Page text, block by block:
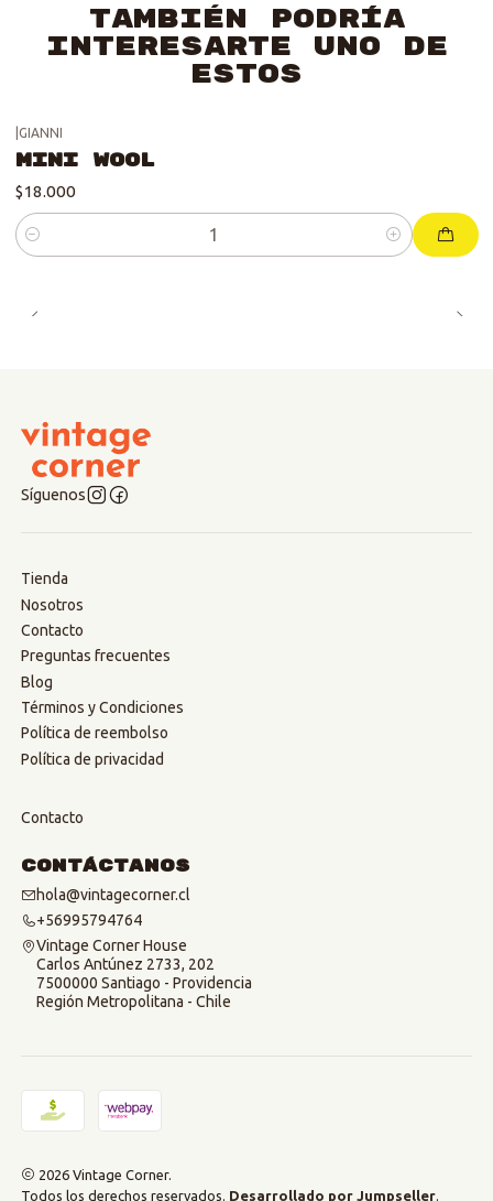
También podría
interesarte uno de
estos
GIANNI
Mini Wool
$18.000
Cantidad
Síguenos
Tienda
Nosotros
Contacto
Preguntas frecuentes
Blog
Términos y Condiciones
Política de reembolso
Política de privacidad
Contacto
Contáctanos
hola@vintagecorner.cl
+56995794764
Vintage Corner House
Carlos Antúnez 2733, 202
7500000 Santiago - Providencia
Región Metropolitana - Chile
2026 Vintage Corner.
Todos los derechos reservados. Desarrollado por Jumpseller.